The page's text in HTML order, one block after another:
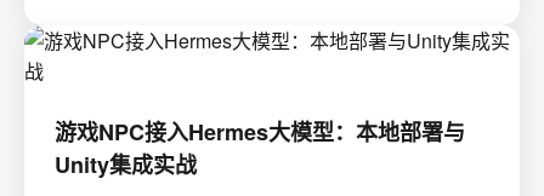
游戏NPC接入Hermes大模型：本地部署与
Unity集成实战